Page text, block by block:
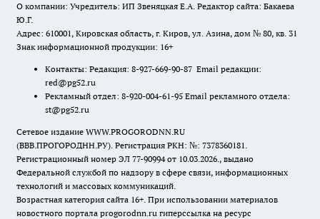
О компании: Учредитель: ИП Звеняцкая Е.А. Редактор сайта: Бакаева
Ю.Г.
Адрес: 610001, Кировская область, г. Киров, ул. Азина, дом № 80, кв. 31
Знак информационной продукции: 16+
Контакты: Редакция: 8-927-669-90-87 Email редакции:
red@pg52.ru
Рекламный отдел: 8-920-004-61-95 Email рекламного отдела:
st@pg52.ru
Сетевое издание WWW.PROGORODNN.RU
(ВВВ.ПРОГОРОДНН.РУ). Регистрация РКН: №: 7378360181.
Регистрационный номер ЭЛ 77-90994 от 10.03.2026., выдано
Федеральной службой по надзору в сфере связи, информационных
технологий и массовых коммуникаций.
Возрастная категория сайта 16+. При использовании материалов
новостного портала progorodnn.ru гиперссылка на ресурс